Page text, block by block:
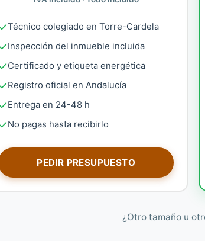
Técnico colegiado en Torre-Cardela
Inspección del inmueble incluida
Certificado y etiqueta energética
Registro oficial en Andalucía
Entrega en 24-48 h
No pagas hasta recibirlo
PEDIR PRESUPUESTO
¿Otro tamaño u